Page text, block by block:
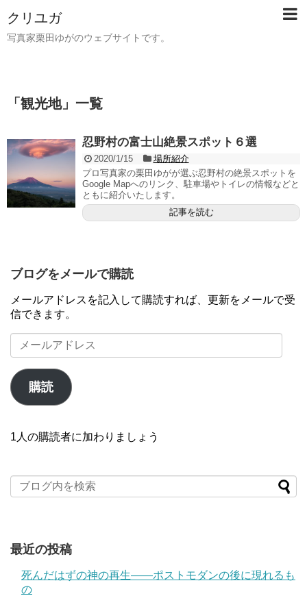
クリユガ
写真家栗田ゆがのウェブサイトです。
「 観光地」 一覧
忍野村の富士山絶景スポット６選
2020/1/15
場所紹介
プロ写真家の栗田ゆがが選ぶ忍野村の絶景スポットを
Google Mapへのリンク、駐車場やトイレの情報などと
ともに紹介いたします。
記事を読む
ブログをメールで購読
メールアドレスを記入して購読すれば、更新をメールで受
信できます。
メ
ー
ア
ド
購読
1人の購読者に加わりましょう
最近の投稿
死んだはずの神の再生――ポストモダンの後に現れるも
の